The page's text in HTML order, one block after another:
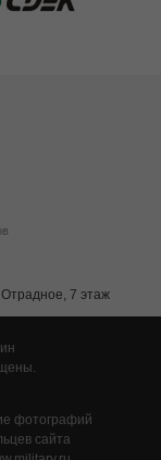
7 этаж
фотографий
сайта